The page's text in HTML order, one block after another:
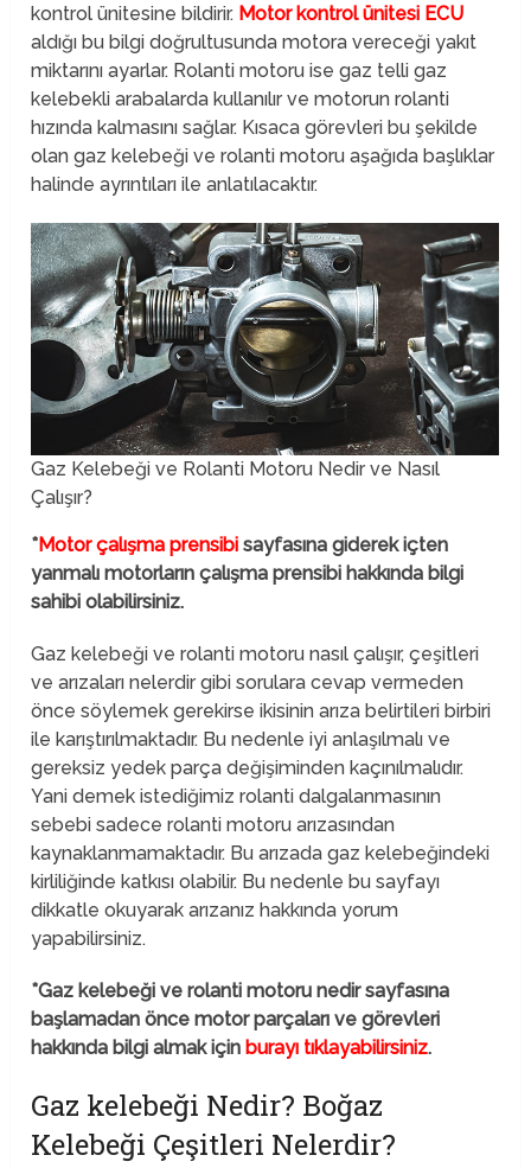
kontrol ünitesine bildirir. Motor kontrol ünitesi ECU
aldığı bu bilgi doğrultusunda motora vereceği yakıt
miktarını ayarlar. Rolanti motoru ise gaz telli gaz
kelebekli arabalarda kullanılır ve motorun rolanti
hızında kalmasını sağlar. Kısaca görevleri bu şekilde
olan gaz kelebeği ve rolanti motoru aşağıda başlıklar
halinde ayrıntıları ile anlatılacaktır.
Gaz Kelebeği ve Rolanti Motoru Nedir ve Nasıl
Çalışır?
*Motor çalışma prensibisayfasına giderek içten
yanmalı motorların çalışma prensibi hakkında bilgi
sahibi olabilirsiniz.
Gaz kelebeği ve rolanti motoru nasıl çalışır, çeşitleri
ve arızaları nelerdir gibi sorulara cevap vermeden
önce söylemek gerekirse ikisinin arıza belirtileri birbiri
ile karıştırılmaktadır. Bu nedenle iyi anlaşılmalı ve
gereksiz yedek parça değişiminden kaçınılmalıdır.
Yani demek istediğimiz rolanti dalgalanmasının
sebebi sadece rolanti motoru arızasından
kaynaklanmamaktadır. Bu arızada gaz kelebeğindeki
kirliliğinde katkısı olabilir. Bu nedenle bu sayfayı
dikkatle okuyarak arızanız hakkında yorum
yapabilirsiniz.
*Gaz kelebeği ve rolanti motoru nedir sayfasına
başlamadan önce motor parçaları ve görevleri
hakkında bilgi almak için burayı tıklayabilirsiniz.
Gaz kelebeği Nedir? Boğaz
Kelebeği Çeşitleri Nelerdir?